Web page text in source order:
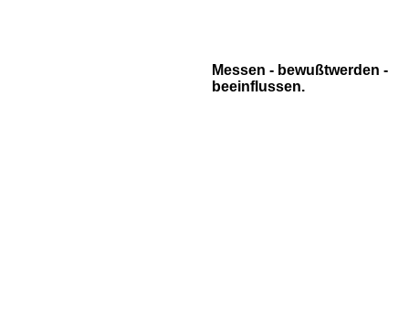
Messen - bewußtwerden -
beeinflussen.